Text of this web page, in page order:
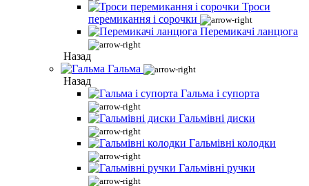
Троси
перемикання і сорочки
Перемикачі ланцюга
Назад
Гальма
Назад
Гальма і супорта
Гальмівні диски
Гальмівні колодки
Гальмівні ручки